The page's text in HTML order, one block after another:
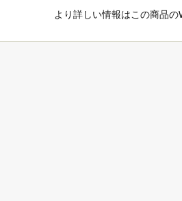
より詳しい情報はこの商品の